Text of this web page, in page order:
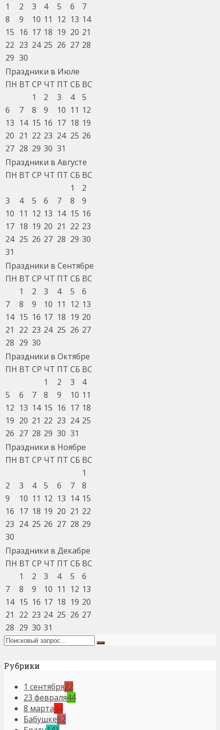
1
2 3 4 5 6
7
8
9 10 11 12 13 14
15 16 17 18 19 20 21
22 23 24 25 26 27 28
29 30
Праздники в Июле
ПН ВТ СР ЧТ ПТ СБ ВС
1
2 3 4
5
6
7 8 9 10 11 12
13 14 15 16 17 18 19
20 21 22 23 24 25 26
27 28 29 30 31
Праздники в Августе
ПН ВТ СР ЧТ ПТ СБ ВС
1
2
3
4 5 6 7 8
9
10 11 12 13 14 15 16
17 18 19 20 21 22 23
24 25 26 27 28 29 30
31
Праздники в Сентябре
ПН ВТ СР ЧТ ПТ СБ ВС
1
2 3 4 5
6
7
8 9 10 11 12 13
14 15 16 17 18 19 20
21
22 23 24 25 26 27
28 29 30
Праздники в Октябре
ПН ВТ СР ЧТ ПТ СБ ВС
1
2 3
4
5
6 7 8 9 10 11
12 13 14 15 16 17 18
19 20 21 22 23 24 25
26 27 28 29 30 31
Праздники в Ноябре
ПН ВТ СР ЧТ ПТ СБ ВС
1
2
3 4 5 6 7
8
9
10 11 12 13 14 15
16 17 18 19 20 21 22
23 24 25 26 27 28 29
30
Праздники в Декабре
ПН ВТ СР ЧТ ПТ СБ ВС
1
2 3 4 5
6
7
8 9 10 11 12 13
14 15 16 17 18 19 20
21
22 23 24 25 26 27
28 29 30 31
Рубрики
1 сентября22
23 февраля44
8 марта44
Бабушке62